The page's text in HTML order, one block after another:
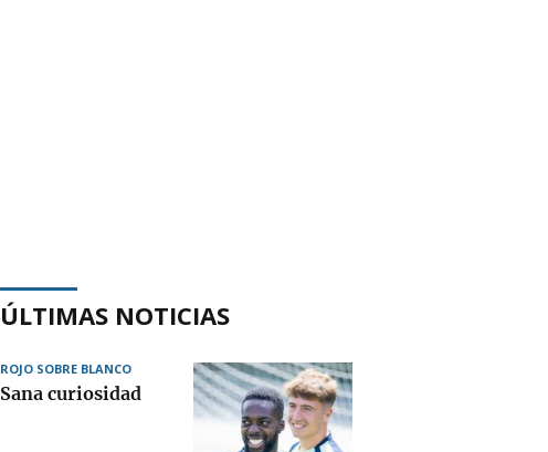
ÚLTIMAS NOTICIAS
ROJO SOBRE BLANCO
Sana curiosidad